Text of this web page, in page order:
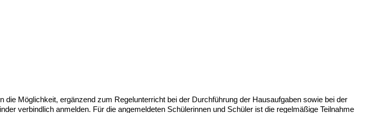
Möglichkeit, ergänzend zum Regelunterricht bei der Durchführung der Hausaufgaben sowie bei der
verbindlich anmelden. Für die angemeldeten Schülerinnen und Schüler ist die regelmäßige Teilnahme